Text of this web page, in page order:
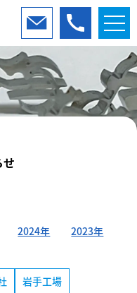
せ
2024年 2023年
岩手工場